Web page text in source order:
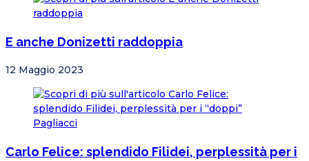
E anche Donizetti raddoppia
12 Maggio 2023
Carlo Felice: splendido Filidei, perplessità per i